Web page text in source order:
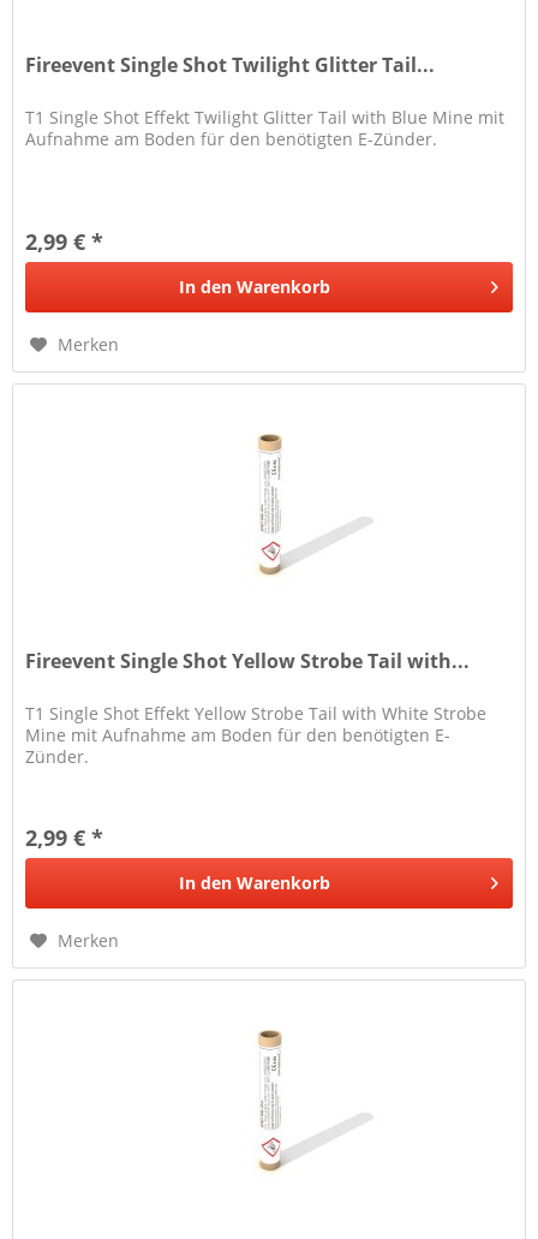
Fireevent Single Shot Twilight Glitter Tail...
T1 Single Shot Effekt Twilight Glitter Tail with Blue Mine mit
Aufnahme am Boden für den benötigten E-Zünder.
2,99 € *
In den Warenkorb
Merken
Fireevent Single Shot Yellow Strobe Tail with...
T1 Single Shot Effekt Yellow Strobe Tail with White Strobe
Mine mit Aufnahme am Boden für den benötigten E-
Zünder.
2,99 € *
In den Warenkorb
Merken